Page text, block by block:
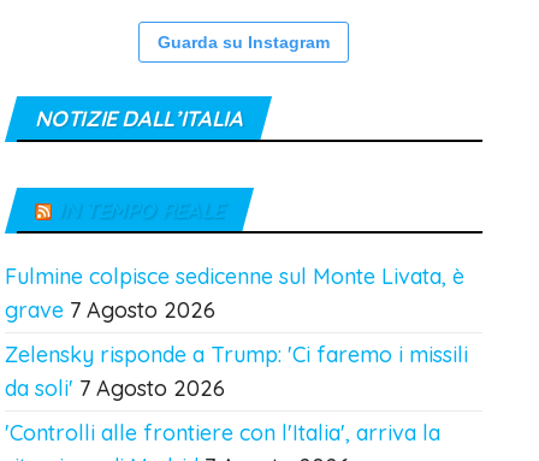
Guarda su Instagram
NOTIZIE DALL’ITALIA
IN TEMPO REALE
Fulmine colpisce sedicenne sul Monte Livata, è
grave 7 Agosto 2026
Zelensky risponde a Trump: 'Ci faremo i missili
da soli' 7 Agosto 2026
'Controlli alle frontiere con l'Italia', arriva la